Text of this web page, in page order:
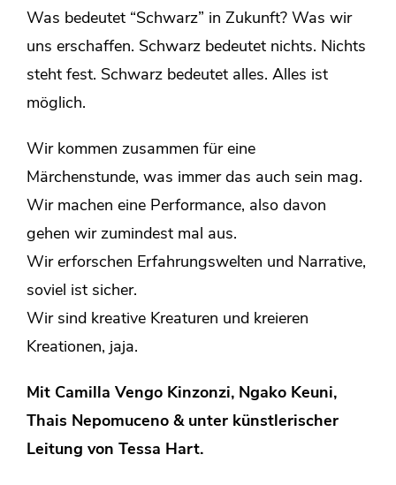
Was bedeutet “Schwarz” in Zukunft? Was wir
uns erschaffen. Schwarz bedeutet nichts. Nichts
steht fest. Schwarz bedeutet alles. Alles ist
möglich.
Wir kommen zusammen für eine
Märchenstunde, was immer das auch sein mag.
Wir machen eine Performance, also davon
gehen wir zumindest mal aus.
Wir erforschen Erfahrungswelten und Narrative,
soviel ist sicher.
Wir sind kreative Kreaturen und kreieren
Kreationen, jaja.
Mit Camilla Vengo Kinzonzi, Ngako Keuni,
Thais Nepomuceno & unter künstlerischer
Leitung von Tessa Hart.